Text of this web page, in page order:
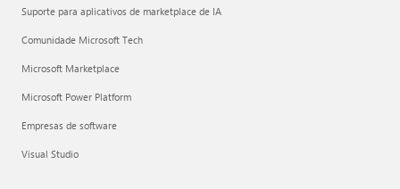
Suporte para aplicativos de marketplace de IA
Comunidade Microsoft Tech
Microsoft Marketplace
Microsoft Power Platform
Empresas de software
Visual Studio